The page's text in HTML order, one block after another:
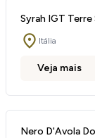
Syrah IGT Terre
Itália
Veja mais
Nero D'Avola